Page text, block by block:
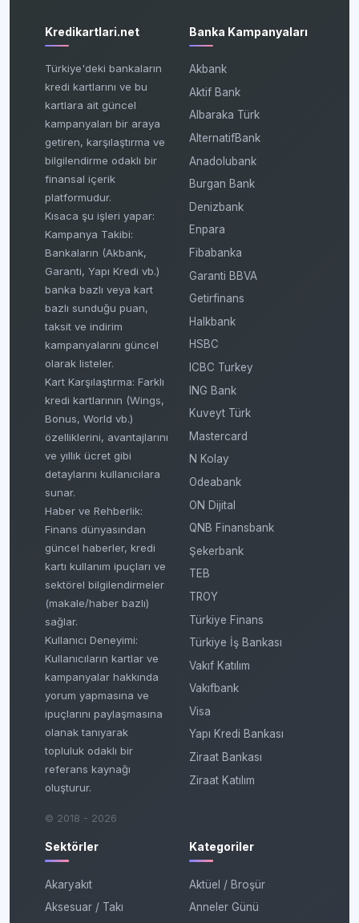
Kredikartlari.net
Türkiye'deki bankaların
kredi kartlarını ve bu
kartlara ait güncel
kampanyaları bir araya
getiren, karşılaştırma ve
bilgilendirme odaklı bir
finansal içerik
platformudur.
Kısaca şu işleri yapar:
Kampanya Takibi:
Bankaların (Akbank,
Garanti, Yapı Kredi vb.)
banka bazlı veya kart
bazlı sunduğu puan,
taksit ve indirim
kampanyalarını güncel
olarak listeler.
Kart Karşılaştırma: Farklı
kredi kartlarının (Wings,
Bonus, World vb.)
özelliklerini, avantajlarını
ve yıllık ücret gibi
detaylarını kullanıcılara
sunar.
Haber ve Rehberlik:
Finans dünyasından
güncel haberler, kredi
kartı kullanım ipuçları ve
sektörel bilgilendirmeler
(makale/haber bazlı)
sağlar.
Kullanıcı Deneyimi:
Kullanıcıların kartlar ve
kampanyalar hakkında
yorum yapmasına ve
ipuçlarını paylaşmasına
olanak tanıyarak
topluluk odaklı bir
referans kaynağı
oluşturur.
© 2018 - 2026
Banka Kampanyaları
Akbank
Aktif Bank
Albaraka Türk
AlternatifBank
Anadolubank
Burgan Bank
Denizbank
Enpara
Fibabanka
Garanti BBVA
Getirfinans
Halkbank
HSBC
ICBC Turkey
ING Bank
Kuveyt Türk
Mastercard
N Kolay
Odeabank
ON Dijital
QNB Finansbank
Şekerbank
TEB
TROY
Türkiye Finans
Türkiye İş Bankası
Vakıf Katılım
Vakıfbank
Visa
Yapı Kredi Bankası
Ziraat Bankası
Ziraat Katılım
Sektörler
Akaryakıt
Aksesuar / Takı
Kategoriler
Aktüel / Broşür
Anneler Günü